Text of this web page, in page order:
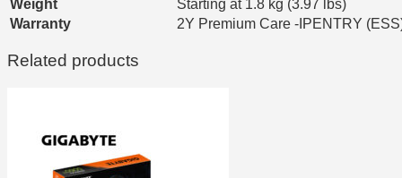
Weight
Starting at 1.8 kg (3.97 lbs)
Warranty
2Y Premium Care -IPENTRY
Related products